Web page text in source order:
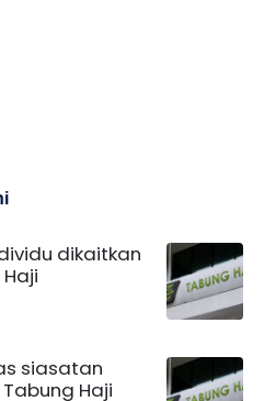
dikaitkan
siasatan
Haji